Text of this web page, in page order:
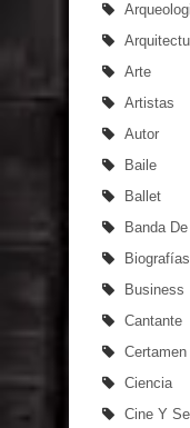
Arte
Artistas
Autor
Baile
Ballet
Banda
Biografías
Business
Cantante
Ciencia
Cine Y